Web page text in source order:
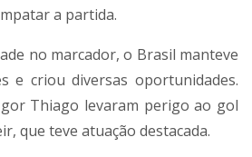
a partida.
no marcador, o Brasil manteve
e criou diversas oportunidades.
Thiago levaram perigo ao gol
que teve atuação destacada.